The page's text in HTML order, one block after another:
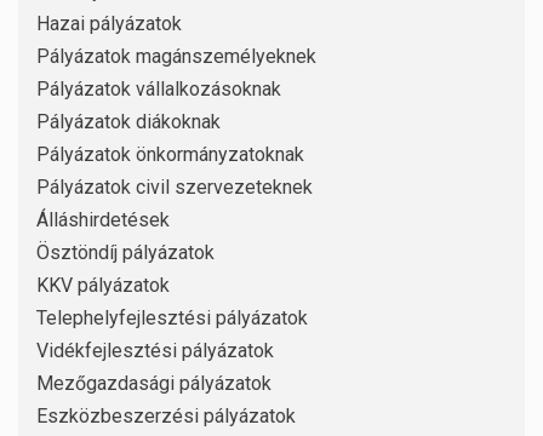
Hazai pályázatok
Pályázatok magánszemélyeknek
Pályázatok vállalkozásoknak
Pályázatok diákoknak
Pályázatok önkormányzatoknak
Pályázatok civil szervezeteknek
Álláshirdetések
Ösztöndíj pályázatok
KKV pályázatok
Telephelyfejlesztési pályázatok
Vidékfejlesztési pályázatok
Mezőgazdasági pályázatok
Eszközbeszerzési pályázatok